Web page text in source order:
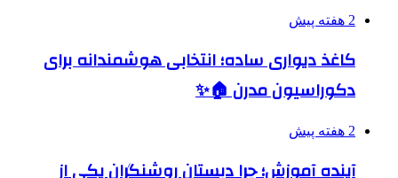
2 هفته پیش
کاغذ دیواری ساده؛ انتخابی هوشمندانه برای
دکوراسیون مدرن 🏠✨
2 هفته پیش
آینده آموزش؛ چرا دبستان روشنگران یکی از